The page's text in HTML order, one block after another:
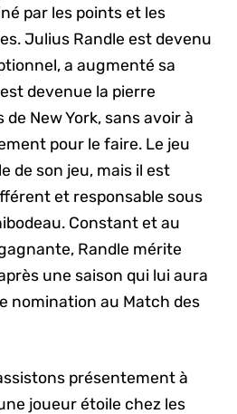
par les points et les
Julius Randle est devenu
a augmenté sa
devenue la pierre
New York, sans avoir à
pour le faire. Le jeu
de son jeu, mais il est
et responsable sous
Constant et au
Randle mérite
une saison qui lui aura
nomination au Match des
présentement à
joueur étoile chez les